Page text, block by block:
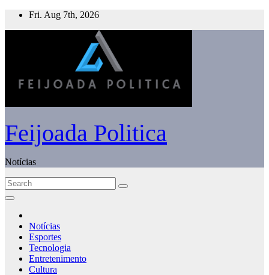
Skip
Fri. Aug 7th, 2026
Feijoada Politica
Notícias
Notícias
Esportes
Tecnologia
Entretenimento
Cultura